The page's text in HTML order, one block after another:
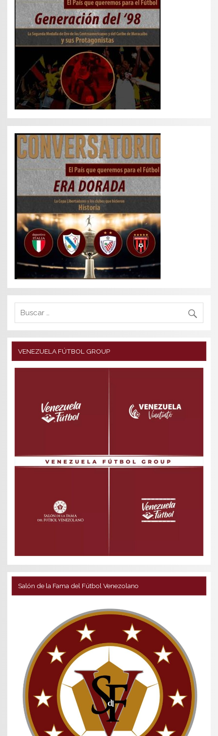
VENEZUELA FÚTBOL GROUP
Salón de la Fama del Fútbol Venezolano